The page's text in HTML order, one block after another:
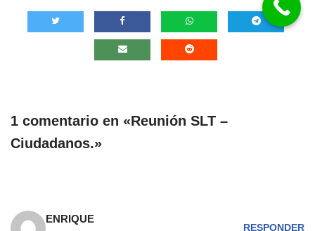
1 comentario en «Reunión SLT –
Ciudadanos.»
ENRIQUE
RESPONDER